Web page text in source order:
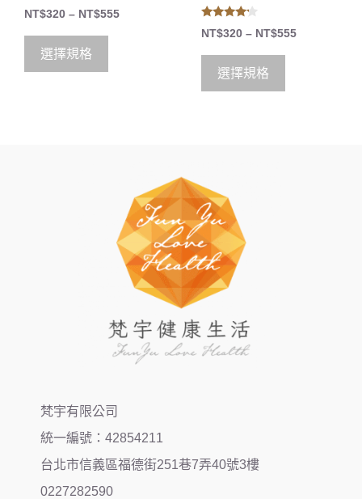
0
o
t
5
NT$320 – NT$555
選擇規格
4.00
out of 5
NT$320 – NT$555
選擇規格
梵宇有限公司
統一編號：42854211
台北市信義區福德街251巷7弄40號3樓
0227282590